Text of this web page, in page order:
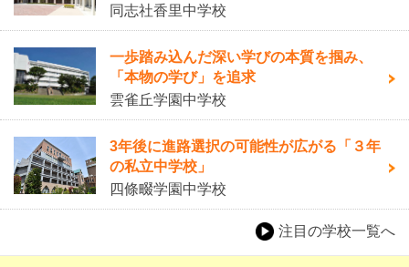
同志社香里中学校
一歩踏み込んだ深い学びの本質を掴み、
「本物の学び」を追求
雲雀丘学園中学校
3年後に進路選択の可能性が広がる「３年
の私立中学校」
四條畷学園中学校
注目の学校一覧へ